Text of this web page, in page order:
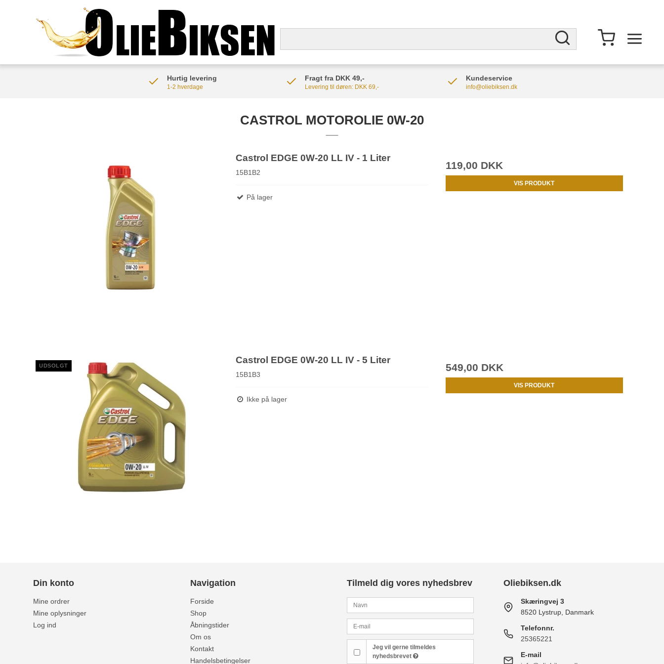
Hurtig levering
1-2 hverdage
Fragt fra DKK 49,-
Levering til døren: DKK 69,-
Kundeservice
info@oliebiksen.dk
CASTROL MOTOROLIE 0W-20
Castrol EDGE 0W-20 LL IV - 1 Liter
15B1B2
På lager
119,00 DKK
VIS PRODUKT
UDSOLGT
Castrol EDGE 0W-20 LL IV - 5 Liter
15B1B3
Ikke på lager
549,00 DKK
VIS PRODUKT
Din konto
Mine ordrer
Mine oplysninger
Log ind
Navigation
Forside
Shop
Åbningstider
Om os
Kontakt
Handelsbetingelser
Tilmeld dig vores nyhedsbrev
Jeg vil gerne tilmeldes
nyhedsbrevet
Oliebiksen.dk
Skæringvej 3
8520 Lystrup, Danmark
Telefonnr.
25365221
E-mail